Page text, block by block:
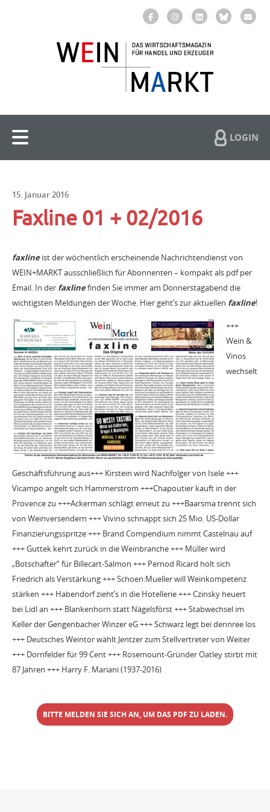
LOGIN
15. Januar 2016
Faxline 01 + 02/2016
faxlineist der wöchentlich erscheinende Nachrichtendienst von
WEIN+MARKT ausschließlich für Abonnenten – kompakt als pdf per
Email. In der faxlinefinden Sie immer am Donnerstagabend die
wichtigsten Meldungen der Woche. Hier geht’s zur aktuellen faxline!
+++
Wein &
Vinos
wechselt
Geschäftsführung aus+++ Kirstein wird Nachfolger von Isele +++
Vicampo angelt sich Hammerstrom +++Chapoutier kauft in der
Provence zu +++Ackerman schlägt erneut zu +++Baarsma trennt sich
von Weinversendern +++ Vivino schnappt sich 25 Mio. US-Dollar
Finanzierungsspritze +++ Brand Compendium nimmt Castelnau auf
+++ Guttek kehrt zurück in die Weinbranche +++ Müller wird
„Botschafter“ für Billecart-Salmon +++ Pernod Ricard holt sich
Friedrich als Verstärkung +++ Schoen:Mueller will Weinkompetenz
stärken +++ Habendorf zieht’s in die Hotellerie +++ Czinsky heuert
bei Lidl an +++ Blankenhorn statt Nägelsförst +++ Stabwechsel im
Keller der Gengenbacher Winzer eG +++ Schwarz legt bei dennree los
+++ Deutsches Weintor wählt Jentzer zum Stellvertreter von Weiter
+++ Dornfelder für 99 Cent +++ Rosemount-Gründer Oatley stirbt mit
87 Jahren +++ Harry F. Mariani (1937-2016)
BITTE MELDEN SIE SICH AN, UM DAS PDF ZU LADEN.